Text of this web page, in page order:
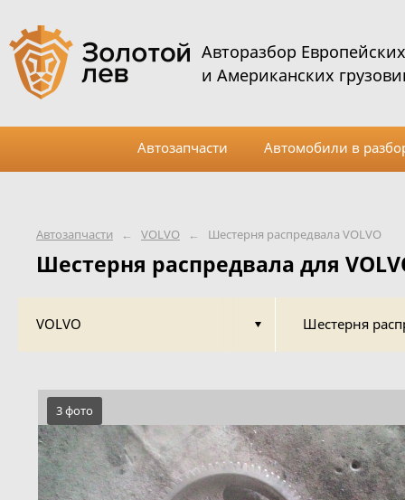
Автозапчасти ← VOLVO ← Шестерня распредвала VOLVO
Шестерня распредвала для
VOLVO Шестерня
3 фото
Авторазбор Европейских
и Американских
Автозапчасти Автомобили в